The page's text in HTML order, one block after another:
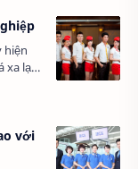
hiện
xa lạ
với